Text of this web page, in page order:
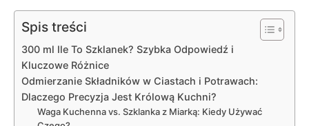
Spis treści
300 ml Ile To Szklanek? Szybka Odpowiedź i
Kluczowe Różnice
Odmierzanie Składników w Ciastach i Potrawach:
Dlaczego Precyzja Jest Królową Kuchni?
Waga Kuchenna vs. Szklanka z Miarką: Kiedy Używać